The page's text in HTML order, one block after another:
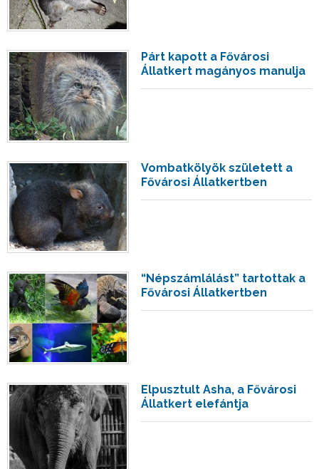
Párt kapott a Fővárosi
Állatkert magányos manulja
Vombatkölyök született a
Fővárosi Állatkertben
“Népszámlálást” tartottak a
Fővárosi Állatkertben
Elpusztult Asha, a Fővárosi
Állatkert elefántja